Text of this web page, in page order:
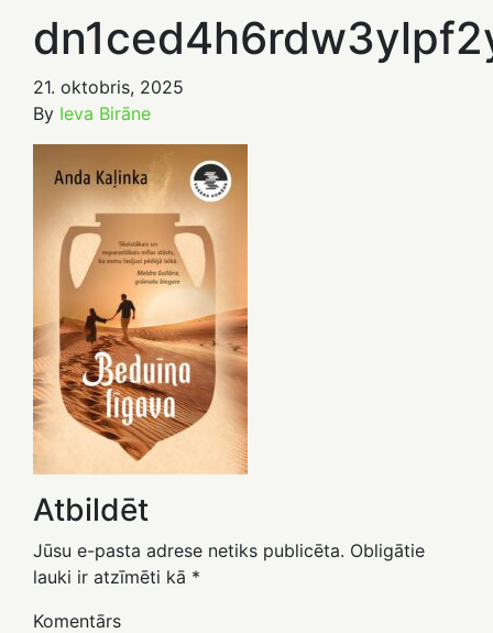
21. oktobris, 2025
By Ieva Birāne
Atbildēt
Jūsu e-pasta adrese netiks publicēta. Obligātie
lauki ir atzīmēti kā *
Komentārs